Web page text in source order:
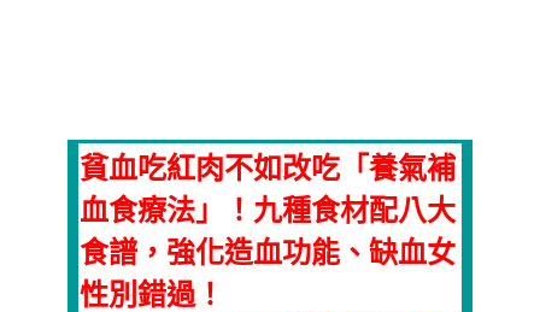
貧血吃紅肉不如改吃「養氣補
血食療法」！九種食材配八大
食譜，強化造血功能、缺血女
性別錯過！